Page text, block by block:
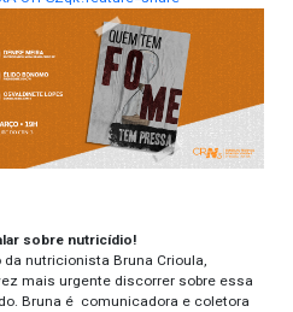
sobre nutricídio!
nutricionista Bruna Crioula,
mais urgente discorrer sobre essa
Bruna é comunicadora e coletora